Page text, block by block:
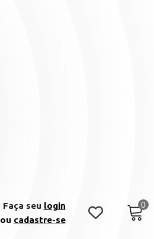
Faça seu login
ou cadastre-se